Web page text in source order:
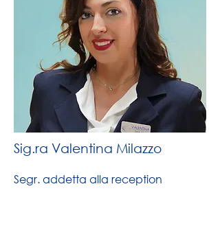
Sig.ra Valentina Milazzo
Segr. addetta alla reception